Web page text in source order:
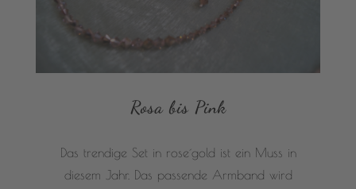
Rosa bis Pink
Das trendige Set in rose´gold ist ein Muss in
diesem Jahr. Das passende Armband wird